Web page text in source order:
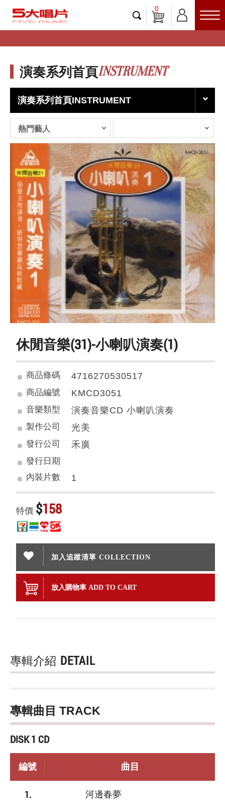
0
演奏系列首頁INSTRUMENT
演奏系列首頁INSTRUMENT
熱門藝人
休閒音樂(31)-小喇叭演奏(1)
商品條碼 4716270530517
商品編號 KMCD3051
音樂類型 演奏音樂CD 小喇叭演奏
製作公司 光美
發行公司 禾廣
發行日期
內裝片數
1
特價 $158
加入追蹤清單 COLLECTION
放入購物車 ADD TO CART
專輯介紹 DETAIL
專輯曲目 TRACK
DISK 1 CD
編號 曲目
1. 河邊春夢